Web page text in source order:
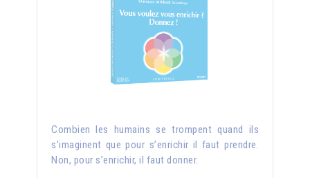
Combien les humains se trompent quand ils
s’imaginent que pour s’enrichir il faut prendre.
Non, pour s’enrichir, il faut donner.